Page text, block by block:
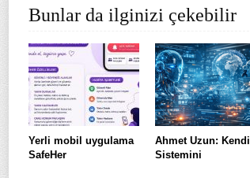
Bunlar da ilginizi çekebilir
Yerli mobil uygulama
SafeHer
Ahmet Uzun: Kendi
Sistemini